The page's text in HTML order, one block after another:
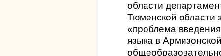
области
Тюменской области
«проблема
языка в